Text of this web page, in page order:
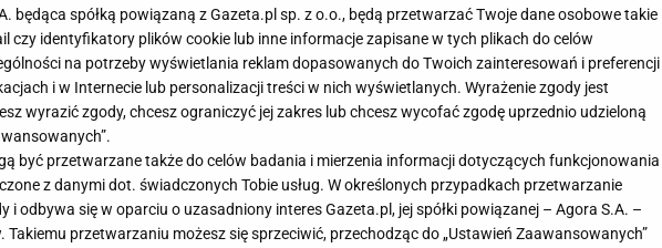
się nowym luksusowym
Cały czas żyje w cieniu swojej sławnej siostry i
zapracować na własna markę czy pozycję w show-
będąca spółką powiązaną z Gazeta.pl sp. z o.o., będą przetwarzać Twoje dane osobowe takie
czy identyfikatory plików cookie lub inne informacje zapisane w tych plikach do celów
na potrzeby wyświetlania reklam dopasowanych do Twoich zainteresowań i preferencji
i w Internecie lub personalizacji treści w nich wyświetlanych. Wyrażenie zgody jest
wyrazić zgody, chcesz ograniczyć jej zakres lub chcesz wycofać zgodę uprzednio udzieloną
być przetwarzane także do celów badania i mierzenia informacji dotyczących funkcjonowania
z danymi dot. świadczonych Tobie usług. W określonych przypadkach przetwarzanie
i odbywa się w oparciu o uzasadniony interes Gazeta.pl, jej spółki powiązanej – Agora S.A. –
przetwarzaniu możesz się sprzeciwić, przechodząc do „Ustawień Zaawansowanych”